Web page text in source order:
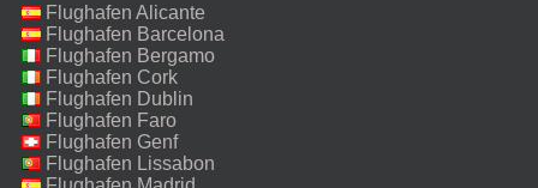
Flughafen Alicante
Flughafen Barcelona
Flughafen Bergamo
Flughafen Cork
Flughafen Dublin
Flughafen Faro
Flughafen Genf
Flughafen Lissabon